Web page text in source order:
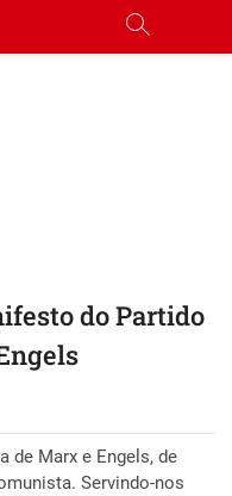
do Partido
de Marx e Engels, de
Servindo-nos